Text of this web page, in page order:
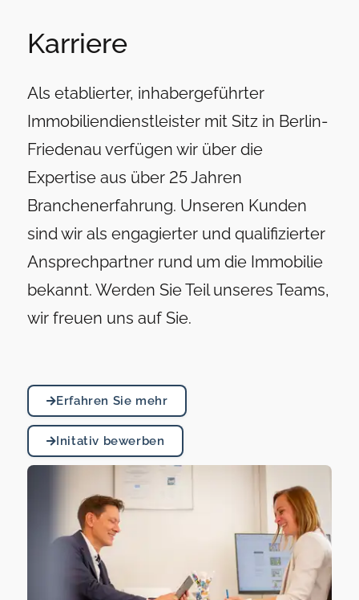
Karriere
Als etablierter, inhabergeführter
Immobiliendienstleister mit Sitz in Berlin-
Friedenau verfügen wir über die
Expertise aus über 25 Jahren
Branchenerfahrung. Unseren Kunden
sind wir als engagierter und qualifizierter
Ansprechpartner rund um die Immobilie
bekannt. Werden Sie Teil unseres Teams,
wir freuen uns auf Sie.
Erfahren Sie mehr
Initativ bewerben